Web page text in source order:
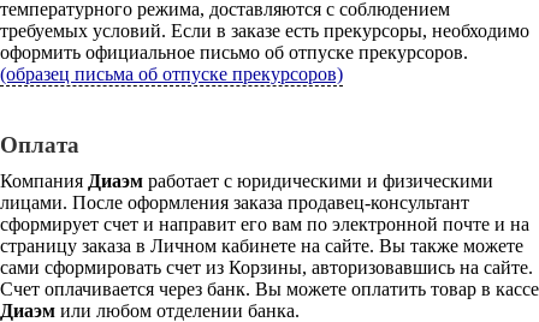
температурного режима, доставляются с соблюдением
требуемых условий. Если в заказе есть прекурсоры, необходимо
оформить официальное письмо об отпуске прекурсоров.
(образец письма об отпуске прекурсоров)
Оплата
Компания Диаэм работает с юридическими и физическими
лицами. После оформления заказа продавец-консультант
сформирует счет и направит его вам по электронной почте и на
страницу заказа в Личном кабинете на сайте. Вы также можете
сами сформировать счет из Корзины, авторизовавшись на сайте.
Счет оплачивается через банк. Вы можете оплатить товар в кассе
Диаэм или любом отделении банка.